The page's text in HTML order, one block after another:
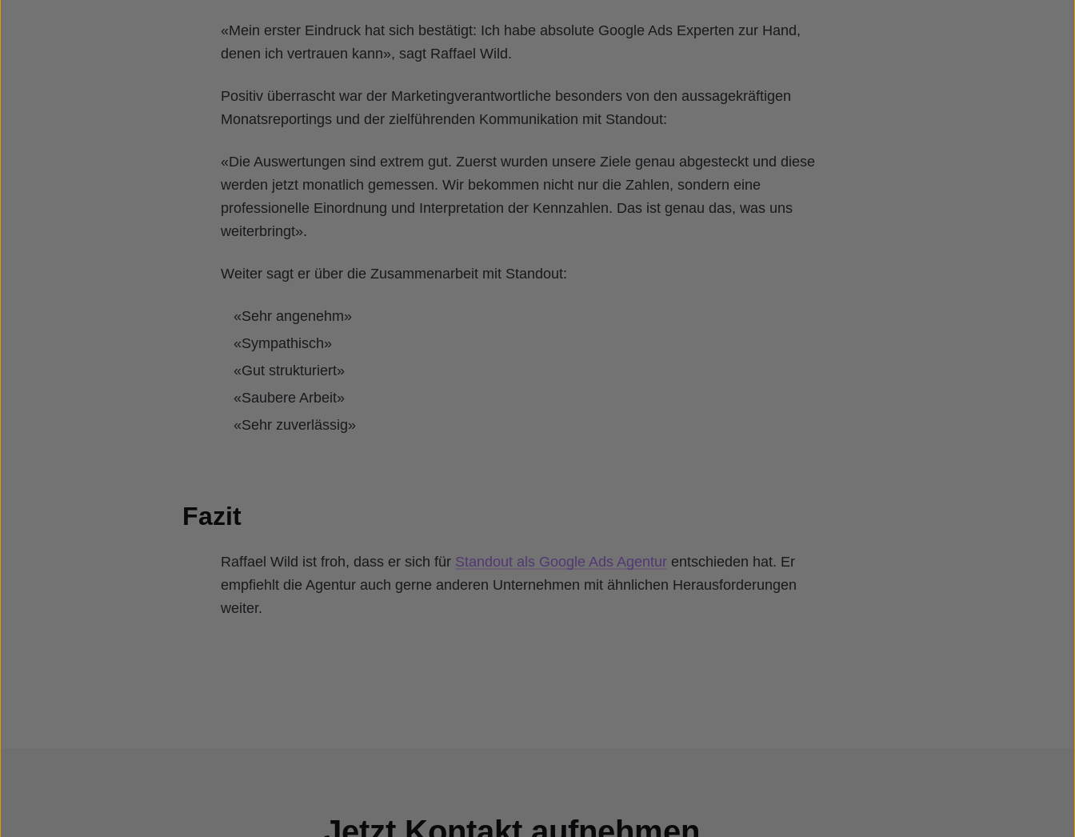
«Mein erster Eindruck hat sich bestätigt: Ich habe absolute Google Ads Experten zur Hand,
denen ich vertrauen kann», sagt Raffael Wild.
Positiv überrascht war der Marketingverantwortliche besonders von den aussagekräftigen
Monatsreportings und der zielführenden Kommunikation mit Standout:
«Die Auswertungen sind extrem gut. Zuerst wurden unsere Ziele genau abgesteckt und diese
werden jetzt monatlich gemessen. Wir bekommen nicht nur die Zahlen, sondern eine
professionelle Einordnung und Interpretation der Kennzahlen. Das ist genau das, was uns
weiterbringt».
Weiter sagt er über die Zusammenarbeit mit Standout:
«Sehr angenehm»
«Sympathisch»
«Gut strukturiert»
«Saubere Arbeit»
«Sehr zuverlässig»
Fazit
Raffael Wild ist froh, dass er sich für Standout als Google Ads Agentur entschieden hat. Er
empfiehlt die Agentur auch gerne anderen Unternehmen mit ähnlichen Herausforderungen
weiter.